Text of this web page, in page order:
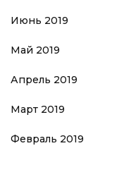
Июнь 2019
Май 2019
Апрель 2019
Март 2019
Февраль 2019